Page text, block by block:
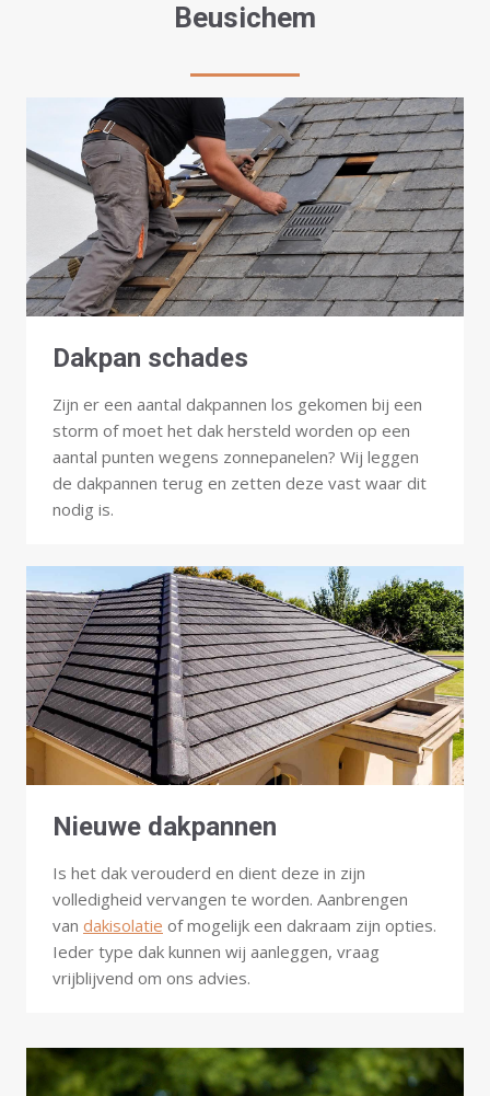
Beusichem
Dakpan schades
Zijn er een aantal dakpannen los gekomen bij een
storm of moet het dak hersteld worden op een
aantal punten wegens zonnepanelen? Wij leggen
de dakpannen terug en zetten deze vast waar dit
nodig is.
Nieuwe dakpannen
Is het dak verouderd en dient deze in zijn
volledigheid vervangen te worden. Aanbrengen
van dakisolatie of mogelijk een dakraam zijn opties.
Ieder type dak kunnen wij aanleggen, vraag
vrijblijvend om ons advies.